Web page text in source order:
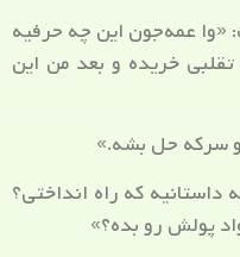
«وا عمه‌جون این چه حرفیه
تقلبی خریده و بعد من این
سرکه حل بشه.»
داستانیه که راه انداختی؟
پولش رو بده؟»